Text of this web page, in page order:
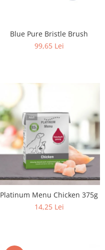
Blue Pure Bristle Brush
99,65 Lei
Platinum Menu Chicken 375g
14,25 Lei